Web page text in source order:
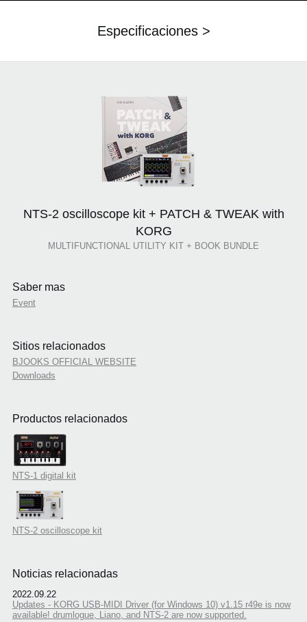
Especificaciones >
NTS-2 oscilloscope kit + PATCH & TWEAK with
KORG
MULTIFUNCTIONAL UTILITY KIT + BOOK BUNDLE
Saber mas
Event
Sitios relacionados
BJOOKS OFFICIAL WEBSITE
Downloads
Productos relacionados
NTS-1 digital kit
NTS-2 oscilloscope kit
Noticias relacionadas
2022.09.22
Updates - KORG USB-MIDI Driver (for Windows 10) v1.15 r49e is now
available! drumlogue, Liano, and NTS-2 are now supported.